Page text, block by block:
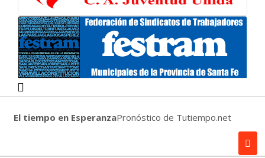
El tiempo en EsperanzaPronóstico de Tutiempo.net